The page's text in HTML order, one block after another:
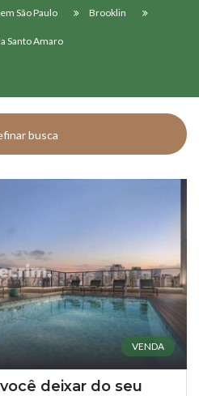
São Paulo Brooklin
Santo Amaro
busca
VENDA
deixar do seu